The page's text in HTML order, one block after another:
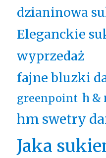
dzianinowa
Eleganckie
wyprzedaż
fajne bluzki
greenpoint h &
hm swetry
Jaka